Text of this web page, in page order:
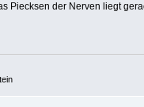
Piecksen der Nerven liegt